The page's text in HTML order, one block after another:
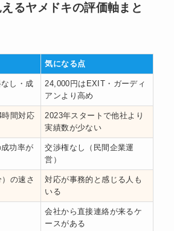
るヤメドキの評価軸まと
気になる点
し・成
24,000円はEXIT・ガーディ
アンより高め
時間対応
2023年スタートで他社より
実績数が少ない
功率が
交渉権なし（民間企業運
営）
の速さ
対応が事務的と感じる人も
いる
会社から直接連絡が来るケ
ースがある